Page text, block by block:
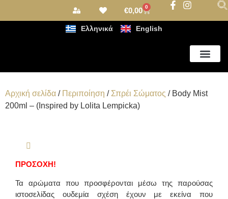
€0,00 0
Ελληνικά English
Αρχική σελίδα / Περιποίηση / Σπρέι Σώματος / Body Mist
200ml – (Inspired by Lolita Lempicka)
ΠΡΟΣΟΧΗ!
Τα αρώματα που προσφέρονται μέσω της παρούσας
ιστοσελίδας ουδεμία σχέση έχουν με εκείνα που